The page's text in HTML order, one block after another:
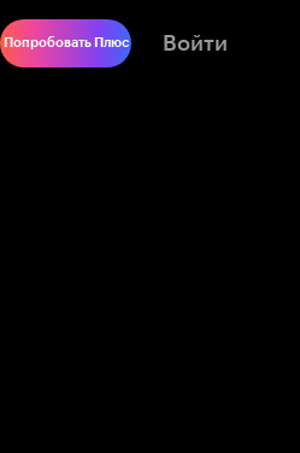
Попробовать Плюс Войти